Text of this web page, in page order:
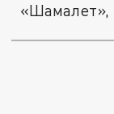
«Шамалет»,